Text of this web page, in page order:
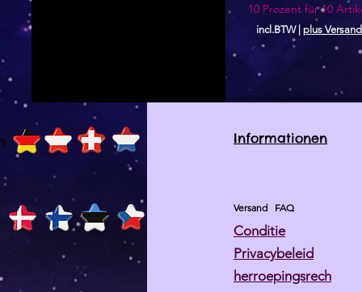
10 Prozent für 10
incl.BTW | plus Versand
Informationen
Versand FAQ
Conditie
Privacybeleid
herroepingsrech